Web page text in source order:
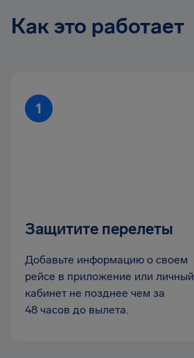
Как это работает
Защитите перелеты
Добавьте информацию о своем
рейсе в приложение или личный
кабинет не позднее чем за
48 часов до вылета.